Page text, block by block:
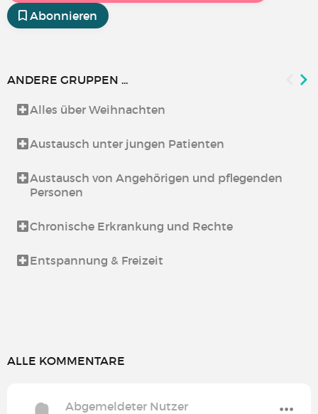
Abonnieren
ANDERE GRUPPEN ...
Alles über Weihnachten
Austausch unter jungen Patienten
Austausch von Angehörigen und pflegenden
Personen
Chronische Erkrankung und Rechte
Entspannung & Freizeit
ALLE KOMMENTARE
Abgemeldeter Nutzer